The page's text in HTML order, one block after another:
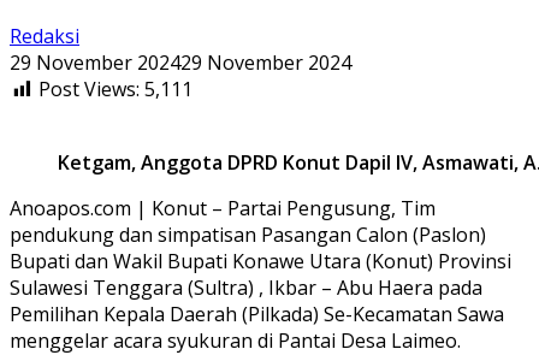
Redaksi
29 November 202429 November 2024
Post Views: 5,111
Ketgam, Anggota DPRD Konut Dapil IV, Asmawati,
Anoapos.com | Konut – Partai Pengusung, Tim
pendukung dan simpatisan Pasangan Calon (Paslon)
Bupati dan Wakil Bupati Konawe Utara (Konut) Provinsi
Sulawesi Tenggara (Sultra) , Ikbar – Abu Haera pada
Pemilihan Kepala Daerah (Pilkada) Se-Kecamatan Sawa
menggelar acara syukuran di Pantai Desa Laimeo.